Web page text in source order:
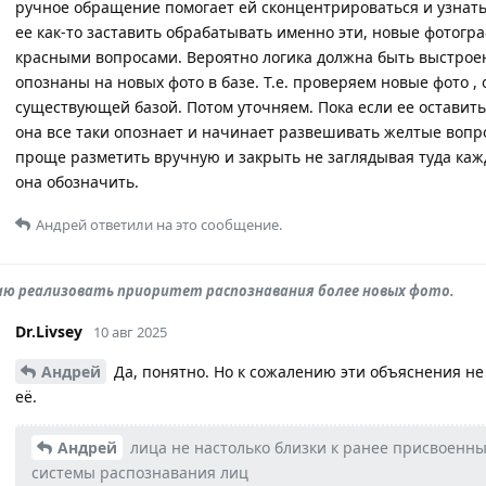
ручное обращение помогает ей сконцентрироваться и
ее как-то заставить обрабатывать именно эти, новые
красными вопросами. Вероятно логика должна быть
опознаны на новых фото в базе. Т.е. проверяем новые фото ,
существующей базой. Потом уточняем. Пока если ее
она все таки опознает и начинает развешивать желтые
проще разметить вручную и закрыть не заглядывая туда
она обозначить.
Андрейответили на это сообщение.
реализовать приоритет распознавания более новых фото.
Dr.Livsey 10 авг 2025
Андрей
Да, понятно. Но к сожалению эти объяснения
её.
Андрей
лица не настолько близки к ранее
системы распознавания лиц